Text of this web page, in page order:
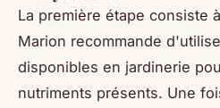
La première étape consiste
Marion recommande
disponibles en jardinerie
nutriments présents. Une